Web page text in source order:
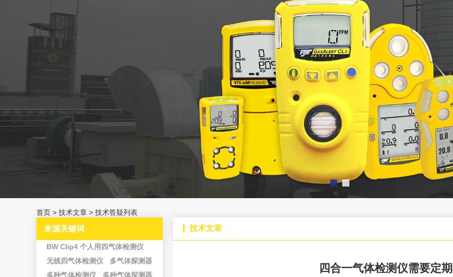
首页 > 技术文章 > 技术答疑列表
来源关键词
BW Clip4 个人用四气体检测仪
无线四气体检测仪
多气体探测器
多种气体检测仪
多种气体探测器
技术文章
四合一气体检测仪需要定